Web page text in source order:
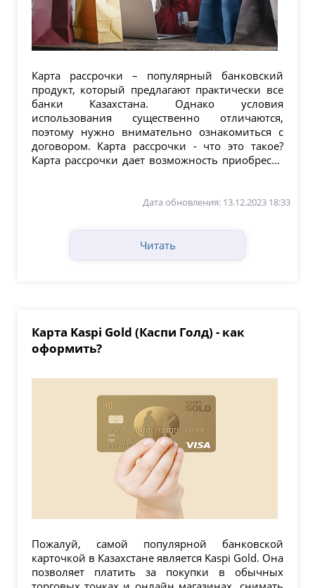
Карта рассрочки – популярный банковский
продукт, который предлагают практически все
банки Казахстана. Однако условия
использования существенно отличаются,
поэтому нужно внимательно ознакомиться с
договором. Карта рассрочки - что это такое?
Карта рассрочки дает возможность приобрести
Дата обновления: 13.12.2023 18:33
Читать
Карта Kaspi Gold (Каспи Голд) - как
оформить?
Пожалуй, самой популярной банковской
карточкой в Казахстане является Kaspi Gold. Она
позволяет платить за покупки в обычных